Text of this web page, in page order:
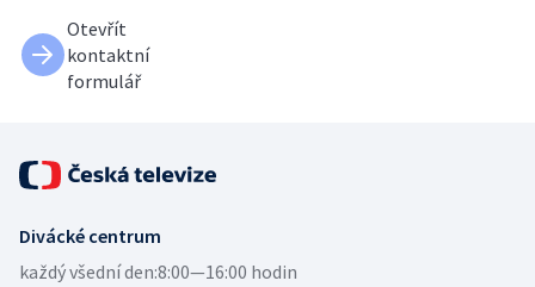
Otevřít
kontaktní
formulář
Divácké centrum
každý všední den:8:00—16:00 hodin